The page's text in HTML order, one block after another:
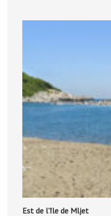
Est de l’île de Mljet